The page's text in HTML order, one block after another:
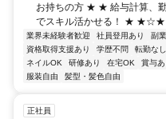
お持ちの方 ★ ★ 給与計算、
でスキル活かせる！
業界未経験者歓迎 社員登用あり 副
資格取得支援あり
学歴不問 転勤なし
ネイルOK
研修あり 在宅OK 賞与あ
服装自由
髪型・髪色自由
正社員